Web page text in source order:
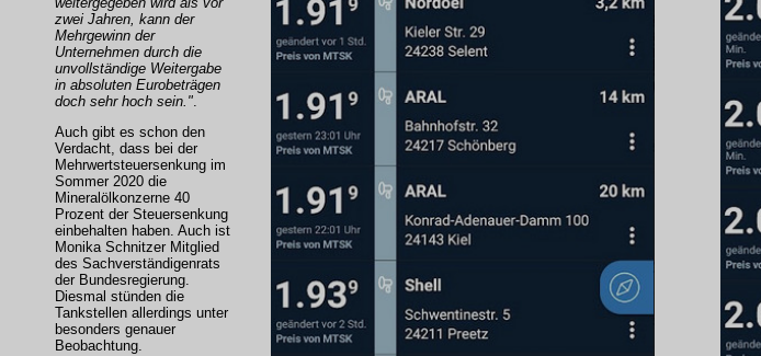
zwei Jahren, kann der
Mehrgewinn der
Unternehmen durch die
unvollständige Weitergabe
in absoluten Eurobeträgen
doch sehr hoch sein.".
Auch gibt es schon den
Verdacht, dass bei der
Mehrwertsteuersenkung im
Sommer 2020 die
Mineralölkonzerne 40
Prozent der Steuersenkung
einbehalten haben. Auch ist
Monika Schnitzer Mitglied
des Sachverständigenrats
der Bundesregierung.
Diesmal stünden die
Tankstellen allerdings unter
besonders genauer
Beobachtung.